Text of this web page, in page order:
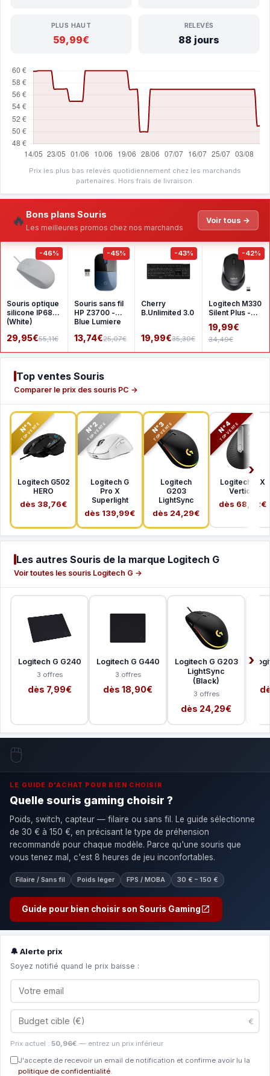
PLUS HAUT
59,99€
RELEVÉS
88 jours
Prix les plus bas relevés quotidiennement chez les marchands
partenaires. Hors frais de livraison.
🔥 Bons plans Souris
Les meilleures promos chez nos marchands
Voir tous →
-46%
Souris optique
silicone IP68
(White)
29,95€55,11€
-45%
Souris sans fil
HP Z3700 -
Blue Lumiere
13,74€25,07€
-43%
Cherry
B.Unlimited 3.0
19,99€35,30€
-42%
Logitech M330
Silent Plus -
19,99€
34,49€
Top ventes Souris
Comparer le prix des souris PC →
N°1
TOP VENTE
Logitech G502
HERO
dès 38,76€
N°2
TOP VENTE
Logitech G
Pro X
Superlight
dès 139,99€
N°3
TOP VENTE
Logitech
G203
LightSync
dès 24,29€
N°4
TOP VENTE
Logitech MX
Vertical
dès 68,02€
Les autres Souris de la marque Logitech G
Voir toutes les souris Logitech G →
Logitech G G240
3 offres
dès 7,99€
Logitech G G440
3 offres
dès 18,90€
Logitech G G203
LightSync
(Black)
3 offres
dès 24,29€
🖱️
LE GUIDE D'ACHAT POUR BIEN CHOISIR
Quelle souris gaming choisir ?
Poids, switch, capteur — filaire ou sans fil. Le guide sélectionne
de 30 € à 150 €, en précisant le type de préhension
recommandé pour chaque modèle. Parce qu'une souris que
vous tenez mal, c'est 8 heures de jeu inconfortables.
Filaire / Sans fil Poids léger FPS / MOBA 30 € – 150 €
Guide pour bien choisir son Souris Gaming
🔔 Alerte prix
Soyez notifié quand le prix baisse :
€
Prix actuel : 50,96€ — entrez un prix inférieur
J'accepte de recevoir un email de notification et confirme avoir lu la
politique de confidentialité